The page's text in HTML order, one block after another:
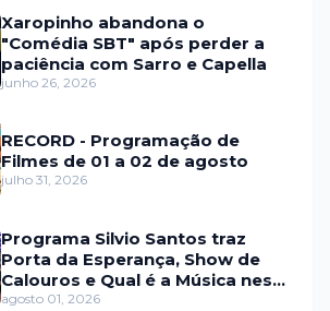
Xaropinho abandona o
"Comédia SBT" após perder a
paciência com Sarro e Capella
junho 26, 2026
RECORD - Programação de
Filmes de 01 a 02 de agosto
julho 31, 2026
Programa Silvio Santos traz
Porta da Esperança, Show de
Calouros e Qual é a Música neste
domingo (2)
agosto 01, 2026